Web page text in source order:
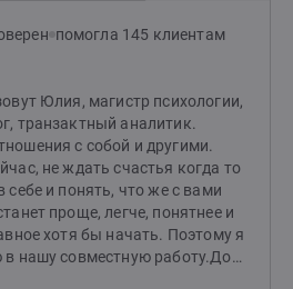
помогла 145 клиентам
Юлия, магистр психологии,
транзактный аналитик.
с собой и другими.
не ждать счастья когда то
себе и понять, что же с вами
проще, легче, понятнее и
хотя бы начать. Поэтому я
нашу совместную работу.До